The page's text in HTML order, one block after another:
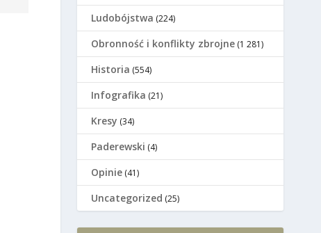
Ludobójstwa (224)
Оbronność i konflikty zbrojne (1 281)
Historia (554)
Infografika (21)
Kresy (34)
Paderewski (4)
Opinie (41)
Uncategorized (25)